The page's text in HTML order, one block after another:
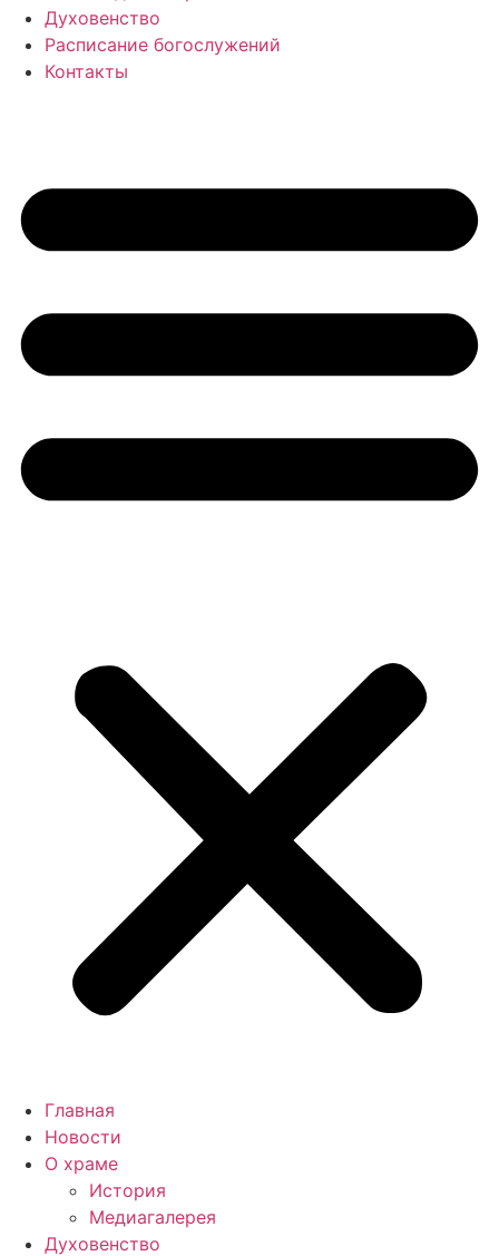
Духовенство
Расписание богослужений
Контакты
Главная
Новости
О храме
История
Медиагалерея
Духовенство